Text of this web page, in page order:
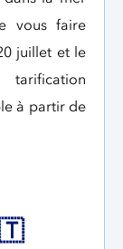
vous faire
juillet et le
à partir de